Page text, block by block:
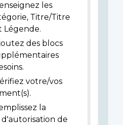
les
Titre/Titre
Légende.
des blocs
votre/vos
la
de